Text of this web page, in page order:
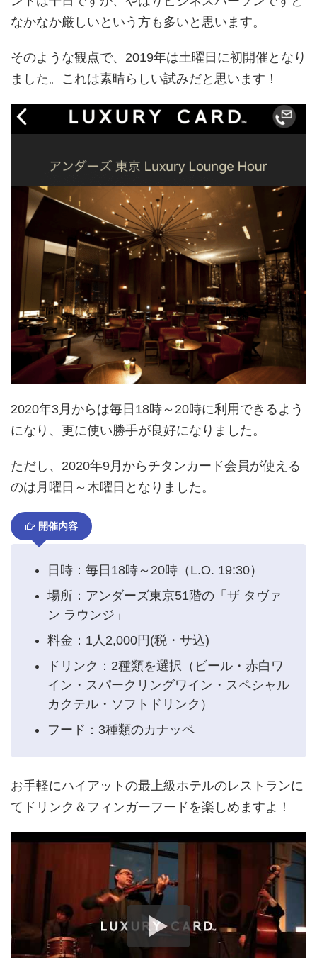
なかなか厳しいという方も多いと思います。
そのような観点で、2019年は土曜日に初開催となり
ました。これは素晴らしい試みだと思います！
2020年3月からは毎日18時～20時に利用できるよう
になり、更に使い勝手が良好になりました。
ただし、2020年9月からチタンカード会員が使える
のは月曜日～木曜日となりました。
開催内容
日時：毎日18時～20時（L.O. 19:30）
場所：アンダーズ東京51階の「ザ タヴァ
ン ラウンジ」
料金：1人2,000円(税・サ込)
ドリンク：2種類を選択（ビール・赤白ワ
イン・スパークリングワイン・スペシャル
カクテル・ソフトドリンク）
フード：3種類のカナッペ
お手軽にハイアットの最上級ホテルのレストランに
てドリンク＆フィンガーフードを楽しめますよ！